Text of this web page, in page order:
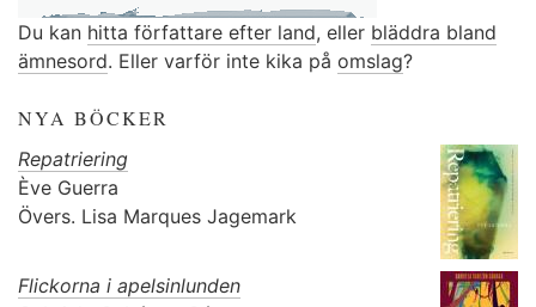
Du kan hitta författare efter land, eller bläddra bland
ämnesord. Eller varför inte kika på omslag?
NYA BÖCKER
Repatriering
Ève Guerra
Övers. Lisa Marques Jagemark
Flickorna i apelsinlunden